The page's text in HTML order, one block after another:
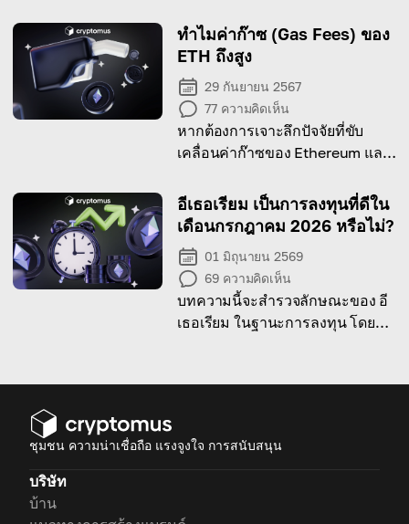
ทำไมค่าก๊าซ (Gas Fees) ของ
ETH ถึงสูง
29 กันยายน 2567
77 ความคิดเห็น
หากต้องการเจาะลึกปัจจัยที่ขับ
เคลื่อนค่าก๊าซของ Ethereum และ
อ่านบทความฉบับเต็ม
อีเธอเรียม เป็นการลงทุนที่ดีใน
เดือนกรกฎาคม 2026 หรือไม่?
01 มิถุนายน 2569
69 ความคิดเห็น
บทความนี้จะสำรวจลักษณะของ อี
เธอเรียม ในฐานะการลงทุน โดย
ในการลงทุนในเดือนกรกฎาคม
ชุมชน ความน่าเชื่อถือ แรงจูงใจ การสนับสนุน
บริษัท
บ้าน